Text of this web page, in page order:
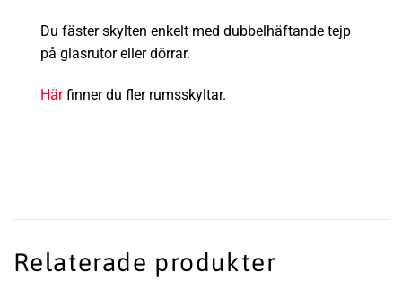
Du fäster skylten enkelt med dubbelhäftande tejp
på glasrutor eller dörrar.
Här finner du fler rumsskyltar.
Relaterade produkter